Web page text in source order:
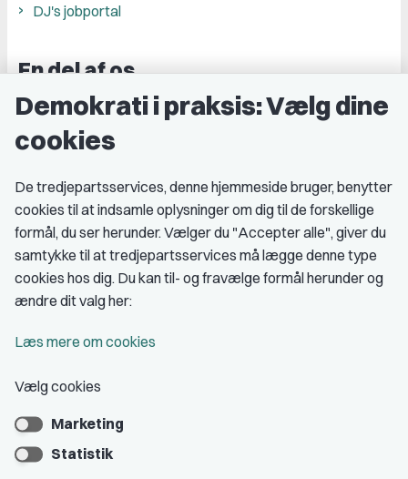
DJ's jobportal
En del af os
Grupper og kredse
Studenterorganisationer
Medlemskab
Fordele som medlem
Kontingent
Bliv medlem
Demokrati i praksis: Vælg dine
cookies
De tredjepartsservices, denne hjemmeside bruger, benytter
cookies til at indsamle oplysninger om dig til de forskellige
formål, du ser herunder. Vælger du "Accepter alle", giver du
samtykke til at tredjepartsservices må lægge denne type
cookies hos dig. Du kan til- og fravælge formål herunder og
ændre dit valg her:
Læs mere om cookies
Vælg cookies
Marketing
Statistik